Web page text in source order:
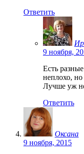
Ответить
9 ноября,
Есть
неплохо,
Лучше уж
Ответить
Оксана
9 ноября, 2015